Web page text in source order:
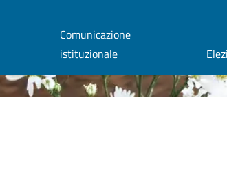
Comunicazione
istituzionale